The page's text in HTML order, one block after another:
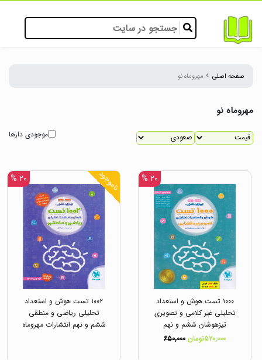
صفحه اصلی مهروماه نو
مهروماه نو
موجودی دارها
۲۰ %
۱۰۰۰ تست هوش و استعداد
تحلیلی غیر کلامی و تصویری
تیزهوشان ششم و نهم
انتشارات مهروماه
۵۲۰,۰۰۰تومان ۶۵۰,۰۰۰
ناموجود ۲۰ %
۱۰۰۲ تست هوش و استعداد
تحلیلی ریاضی و منطقی
ششم و نهم انتشارات مهروماه